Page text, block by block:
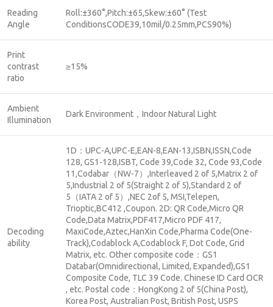
Reading
Angle
Roll:±360°,Pitch:±65,Skew:±60° (Test
ConditionsCODE39,10mil/0.25mm,PCS90%)
Print
contrast
ratio
≥15%
Ambient
Illumination
Dark Environment，Indoor Natural Light
Decoding
ability
1D：UPC-A,UPC-E,EAN-8,EAN-13,ISBN,ISSN,Code
128, GS1-128,ISBT, Code 39,Code 32, Code 93,Code
11,Codabar（NW-7）,Interleaved 2 of 5,Matrix 2 of
5,Industrial 2 of 5(Straight 2 of 5),Standard 2 of
5（IATA 2 of 5）,NEC 2of 5, MSI,Telepen,
Trioptic,BC412 ,Coupon. 2D: QR Code,Micro QR
Code,Data Matrix,PDF417,Micro PDF 417,
MaxiCode,Aztec,HanXin Code,Pharma Code(One-
Track),Codablock A,Codablock F, Dot Code, Grid
Matrix, etc. Other composite code：GS1
Databar(Omnidirectional, Limited, Expanded),GS1
Composite Code, TLC 39 Code. Chinese ID Card OCR
, etc. Postal code：HongKong 2 of 5(China Post),
Korea Post, Australian Post, British Post, USPS